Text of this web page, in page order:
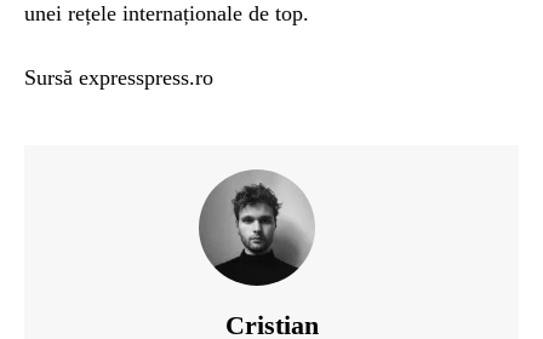
unei rețele internaționale de top.
Sursă expresspress.ro
Cristian